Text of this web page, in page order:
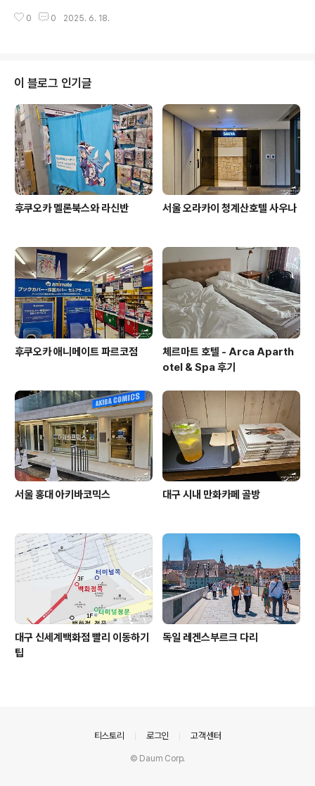
면제들은 해외여행 특화 카드들은 이제 다 지원하는 거라,
는 직원이 응대는 합니다만, 한국인은 없다고 합니다.문제
입니다.한국인이라면 답답해서 죽을겁니다.지금 제가 암
걸릴꺼 같다는 생각을 하면서 이 글을 적고 있기 때문입니
다. 아나 =ㅅ= 한국어 가능 직원이 몇 명이 근무하는지는
모르겠지만, 빠르게 해결되셨다면...운이 좋으신겁니다 ㅠ
ㅠ.. 차라리 한국인 승무원 전화번호라도 알려달라!!!개빡치
네 ㅡㅡ^ 후기 : 고객..
0 0 2025. 6. 18.
이 블로그 인기글
후쿠오카 멜론북스와 라신반 서울 오라카이 청계산호텔 사우나
후쿠오카 애니메이트 파르코점
체르마트 호텔 - Arca Aparth
otel & Spa 후기
서울 홍대 아키바코믹스 대구 시내 만화카페 골방
대구 신세계백화점 빨리 이동하기
팁
독일 레겐스부르크 다리
티스토리 로그인 고객센터
© Daum Corp.